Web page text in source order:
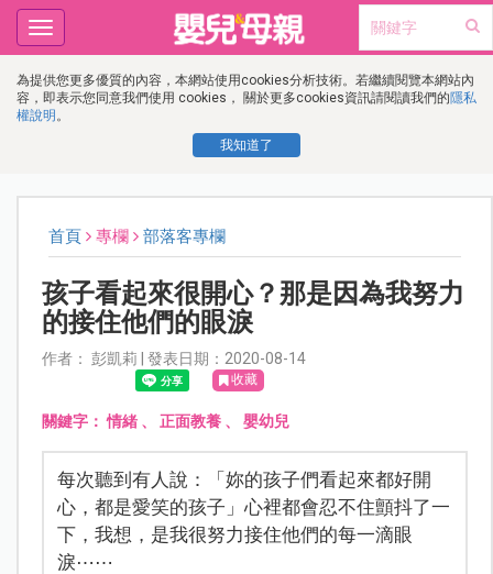
為提供您更多優質的內容，本網站使用cookies分析技術。若繼續閱覽本網站內
容，即表示您同意我們使用 cookies， 關於更多cookies資訊請閱讀我們的隱私
權說明 。
我知道了
Toggle
navigation
首頁 專欄 部落客專欄
孩子看起來很開心？那是因為我努力
的接住他們的眼淚
作者： 彭凱莉 | 發表日期：2020-08-14
收藏
關鍵字：情緒、 正面教養、 嬰幼兒
每次聽到有人說：「妳的孩子們看起來都好開
心，都是愛笑的孩子」心裡都會忍不住顫抖了一
下，我想，是我很努力接住他們的每一滴眼
淚⋯⋯